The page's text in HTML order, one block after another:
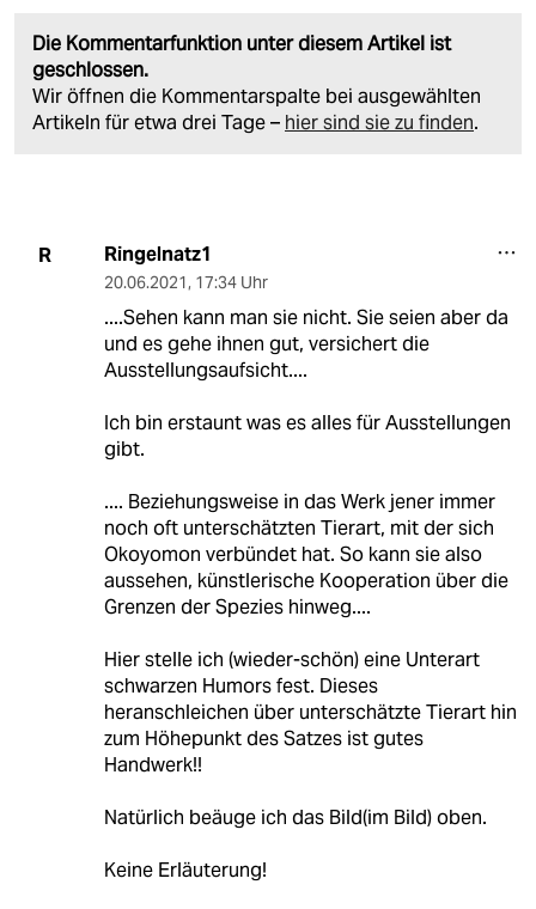
Die Kommentarfunktion unter diesem Artikel ist
geschlossen.
Wir öffnen die Kommentarspalte bei ausgewählten
Artikeln für etwa drei Tage – hier sind sie zu finden.
R Ringelnatz1
20.06.2021, 17:34 Uhr
....Sehen kann man sie nicht. Sie seien aber da
und es gehe ihnen gut, versichert die
Ausstellungsaufsicht....
Ich bin erstaunt was es alles für Ausstellungen
gibt.
.... Beziehungsweise in das Werk jener immer
noch oft unterschätzten Tierart, mit der sich
Okoyomon verbündet hat. So kann sie also
aussehen, künstlerische Kooperation über die
Grenzen der Spezies hinweg....
Hier stelle ich (wieder-schön) eine Unterart
schwarzen Humors fest. Dieses
heranschleichen über unterschätzte Tierart hin
zum Höhepunkt des Satzes ist gutes
Handwerk!!
Natürlich beäuge ich das Bild(im Bild) oben.
Keine Erläuterung!